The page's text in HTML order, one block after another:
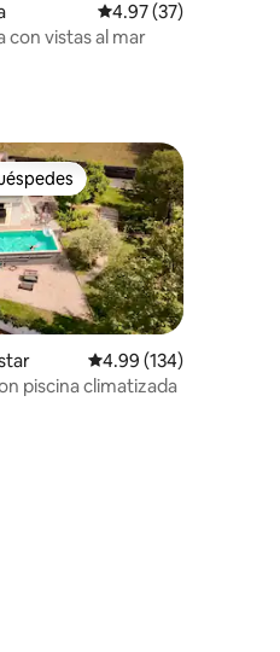
Calificación
4.97 (37)
con vistas al mar
reseñas
preferido
Calificación promedio:
4.99 (134)
piscina climatizada